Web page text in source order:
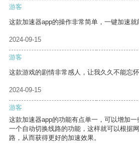
游客
这款加速器app的操作非常简单，一键加速就
2024-09-15
游客
这款游戏的剧情非常感人，让我久久不能忘怀
2024-09-15
游客
这款加速器app的功能有点单一，可以增加
一个自动切换线路的功能，这样就可以根据
路，从而获得更好的加速效果。